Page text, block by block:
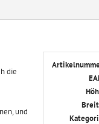
die
und